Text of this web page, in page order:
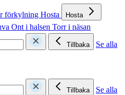
förkylning Hosta Hosta
Ont i halsen Torr i näsan
Tillbaka
Se alla
Tillbaka
Se alla